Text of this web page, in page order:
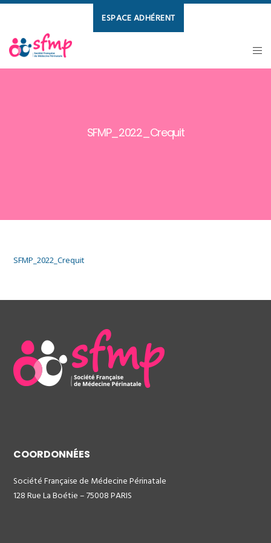
ESPACE ADHÉRENT
SFMP_2022_Crequit
SFMP_2022_Crequit
COORDONNÉES
Société Française de Médecine Périnatale
128 Rue La Boétie – 75008 PARIS